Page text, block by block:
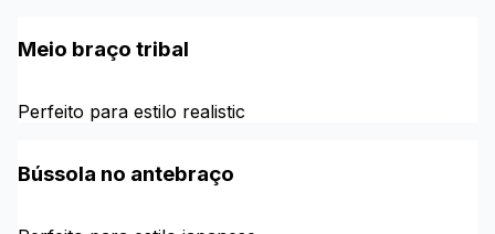
Meio braço tribal
Perfeito para estilo realistic
Bússola no antebraço